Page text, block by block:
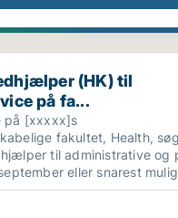
(HK) til Bygningsservice
(HK) til
på fa...
på [xxxxx]s
fakultet, Health,
til administrative og
eller snarest